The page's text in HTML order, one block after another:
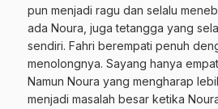
pun menjadi ragu dan selalu
ada Noura, juga tetangga yang
sendiri. Fahri berempati penuh
menolongnya. Sayang hanya
Namun Noura yang mengharap
menjadi masalah besar ketika